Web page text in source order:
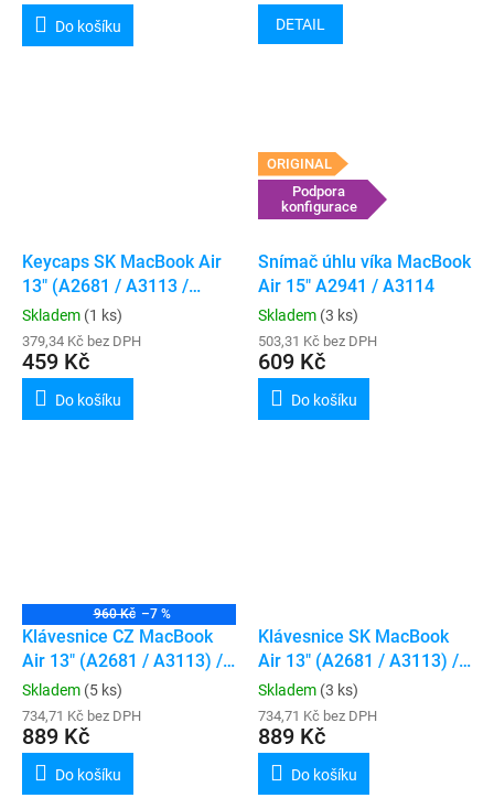
Do košíku DETAIL
Keycaps SK MacBook Air
13" (A2681 / A3113 /
A3240) / Air 15" (A2941 /
A3114)
Skladem (1 ks)
379,34 Kč bez DPH
459 Kč
Do košíku
ORIGINAL
Podpora
konfigurace
Snímač úhlu víka MacBook
Air 15" A2941 / A3114
Skladem (3 ks)
503,31 Kč bez DPH
609 Kč
Do košíku
960 Kč –7 %
Klávesnice CZ MacBook
Air 13" (A2681 / A3113) /
Air 15" (A2941 / A3114)
Skladem (5 ks)
734,71 Kč bez DPH
889 Kč
Do košíku
Klávesnice SK MacBook
Air 13" (A2681 / A3113) /
Air 15" (A2941 / A3114)
Skladem (3 ks)
734,71 Kč bez DPH
889 Kč
Do košíku